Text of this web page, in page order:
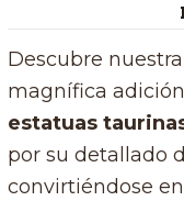
Descubre nuestra
magnífica
estatuas
por su detallado
convirtiéndose